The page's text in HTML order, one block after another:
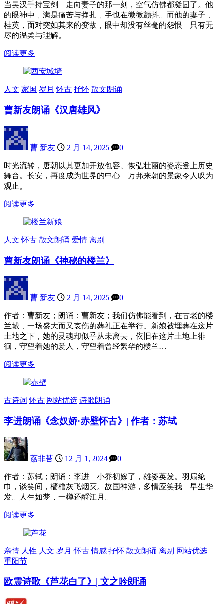
当吴汉手持宝剑，走向妻子的那一刻，空气仿佛都凝固了。他
的眼神中，满是痛苦与挣扎，手也在微微颤抖。而他的妻子，
桂英，面对突如其来的变故，眼中却没有丝毫的怨恨，只有无
尽的温柔与理解。
阅读更多
人文 家国 岁月 怀古 抒怀 散文朗诵
曹新友朗诵《汉唐雄风》
曹 新友 2 月 14, 2025 0
时光流转，唐朝以其更加开放包容、恢弘壮丽的姿态登上历史
舞台。长安，再度成为世界的中心，万邦来朝的景象令人叹为
观止。
阅读更多
人文 怀古 散文朗诵 爱情 离别
曹新友朗诵《神秘的楼兰》
曹 新友 2 月 14, 2025 0
作者：曹新友；朗诵：曹新友；我们仿佛能看到，在古老的楼
兰城，一场盛大而又哀伤的葬礼正在举行。新娘被埋葬在这片
土地之下，她的灵魂却似乎从未离去，依旧在这片土地上徘
徊，守望着她的爱人，守望着曾经繁华的楼兰…
阅读更多
古诗词 怀古 网站优选 诗歌朗诵
李进朗诵《念奴娇·赤壁怀古》| 作者：苏轼
荔非苔 12 月 1, 2024 0
作者：苏轼；朗诵：李进；小乔初嫁了，雄姿英发。羽扇纶
巾，谈笑间，樯橹灰飞烟灭。故国神游，多情应笑我，早生华
发。人生如梦，一樽还酹江月。
阅读更多
亲情 人性 人文 岁月 怀古 情感 抒怀 散文朗诵 离别 网站优选
重阳节
欧震诗歌《芦花白了》| 文之吟朗诵